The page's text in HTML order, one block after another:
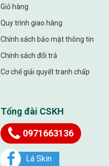
Giỏ hàng
Quy trình giao hàng
Chính sách bảo mật thông tin
Chính sách đổi trả
Cơ chế giải quyết tranh chấp
Tổng đài CSKH
0971663136
Lá Skin